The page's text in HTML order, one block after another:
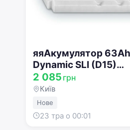
яяАкумулятор
Dynamic SLI (D15)
400 061
2 085 грн
Київ
Нове
23 тра о 00:01